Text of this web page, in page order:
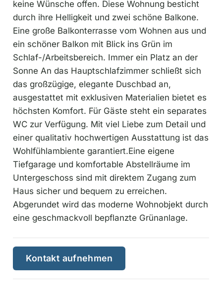
keine Wünsche offen. Diese Wohnung besticht
durch ihre Helligkeit und zwei schöne Balkone.
Eine große Balkonterrasse vom Wohnen aus und
ein schöner Balkon mit Blick ins Grün im
Schlaf-/Arbeitsbereich. Immer ein Platz an der
Sonne An das Hauptschlafzimmer schließt sich
das großzügige, elegante Duschbad an,
ausgestattet mit exklusiven Materialien bietet es
höchsten Komfort. Für Gäste steht ein separates
WC zur Verfügung. Mit viel Liebe zum Detail und
einer qualitativ hochwertigen Ausstattung ist das
Wohlfühlambiente garantiert.Eine eigene
Tiefgarage und komfortable Abstellräume im
Untergeschoss sind mit direktem Zugang zum
Haus sicher und bequem zu erreichen.
Abgerundet wird das moderne Wohnobjekt durch
eine geschmackvoll bepflanzte Grünanlage.
Kontakt aufnehmen